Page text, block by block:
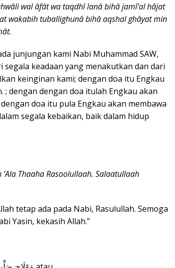
wal âfât wa taqdhî lanâ bihâ jamî’al hâjat
wakabih tuballighunâ bihâ aqshal ghâyat min
junjungan kami Nabi Muhammad SAW,
keadaan yang menakutkan dan dari
keinginan kami; dengan doa itu Engkau
dengan dengan doa itulah Engkau akan
doa itu pula Engkau akan membawa
segala kebaikan, baik dalam hidup
Thaaha Rasoolullaah. Salaatullaah
tetap ada pada Nabi, Rasulullah. Semoga
Yasin, kekasih Allah.”